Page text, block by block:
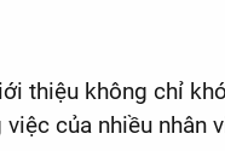
thiệu không chỉ
của nhiều nhân